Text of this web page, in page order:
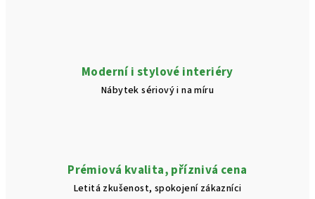
Moderní i stylové interiéry
Nábytek sériový i na míru
Prémiová kvalita, příznivá cena
Letitá zkušenost, spokojení zákazníci